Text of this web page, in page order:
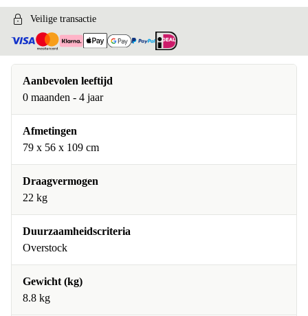
Veilige transactie
Aanbevolen leeftijd
0 maanden - 4 jaar
Afmetingen
79 x 56 x 109 cm
Draagvermogen
22 kg
Duurzaamheidscriteria
Overstock
Gewicht (kg)
8.8 kg